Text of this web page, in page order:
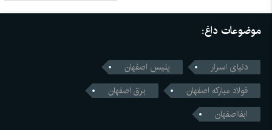
موضوعات داغ:
دنیای اسرار
پلیس اصفهان
فولاد مبارکه اصفهان
برق اصفهان
ابفااصفهان